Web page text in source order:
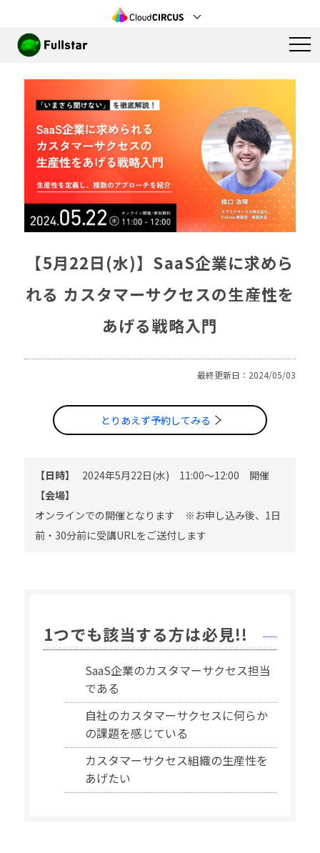
【5月22日(水)】SaaS企業に求めら
れる カスタマーサクセスの生産性を
あげる戦略入門
最終更新日：2024/05/03
とりあえず予約してみる
【日時】
2024年5月22日(水) 11:00～12:00 開催
【会場】
オンラインでの開催となります ※お申し込み後、1日
前・30分前に受講URLをご送付します
1つでも該当する方は必見!!
SaaS企業のカスタマーサクセス担当
である
自社のカスタマーサクセスに何らか
の課題を感じている
カスタマーサクセス組織の生産性を
あげたい